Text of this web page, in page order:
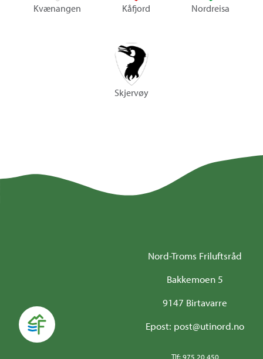
Kvænangen Kåfjord Nordreisa
Skjervøy
Nord-Troms Friluftsråd
Bakkemoen 5
9147 Birtavarre
Epost: post@utinord.no
Tlf: 975 20 450